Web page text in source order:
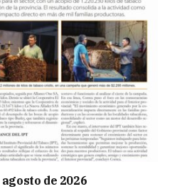
de 2026